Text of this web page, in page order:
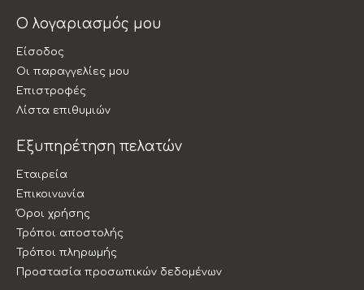
Ο λογαριασμός μου
Είσοδος
Οι παραγγελίες μου
Επιστροφές
Λίστα επιθυμιών
Εξυπηρέτηση πελατών
Εταιρεία
Επικοινωνία
Όροι χρήσης
Τρόποι αποστολής
Τρόποι πληρωμής
Προστασία προσωπικών δεδομένων